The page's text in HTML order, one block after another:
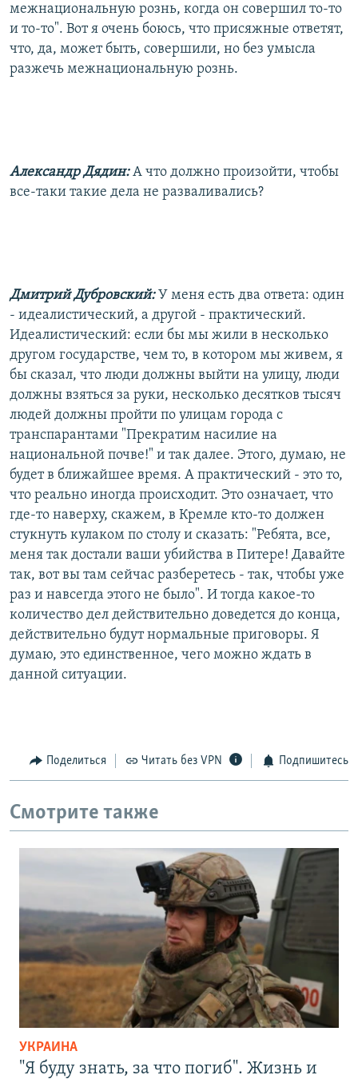
межнациональную рознь, когда он совершил то-то
и то-то". Вот я очень боюсь, что присяжные ответят,
что, да, может быть, совершили, но без умысла
разжечь межнациональную рознь.
Александр Дядин:А что должно произойти, чтобы
все-таки такие дела не разваливались?
Дмитрий Дубровский:У меня есть два ответа: один
- идеалистический, а другой - практический.
Идеалистический: если бы мы жили в несколько
другом государстве, чем то, в котором мы живем, я
бы сказал, что люди должны выйти на улицу, люди
должны взяться за руки, несколько десятков тысяч
людей должны пройти по улицам города с
транспарантами "Прекратим насилие на
национальной почве!" и так далее. Этого, думаю, не
будет в ближайшее время. А практический - это то,
что реально иногда происходит. Это означает, что
где-то наверху, скажем, в Кремле кто-то должен
стукнуть кулаком по столу и сказать: "Ребята, все,
меня так достали ваши убийства в Питере! Давайте
так, вот вы там сейчас разберетесь - так, чтобы уже
раз и навсегда этого не было". И тогда какое-то
количество дел действительно доведется до конца,
действительно будут нормальные приговоры. Я
думаю, это единственное, чего можно ждать в
данной ситуации.
Поделиться Читать без VPN Подпишитесь
Смотрите также
УКРАИНА
"Я буду знать, за что погиб". Жизнь и